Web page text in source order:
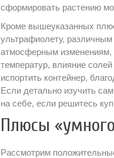
сформировать растению
Кроме вышеуказанных
ультрафиолету,
атмосферным изменениям,
температур, влияние
испортить контейнер,
Если детально изучить
на себе, если решитесь
Плюсы
Рассмотрим